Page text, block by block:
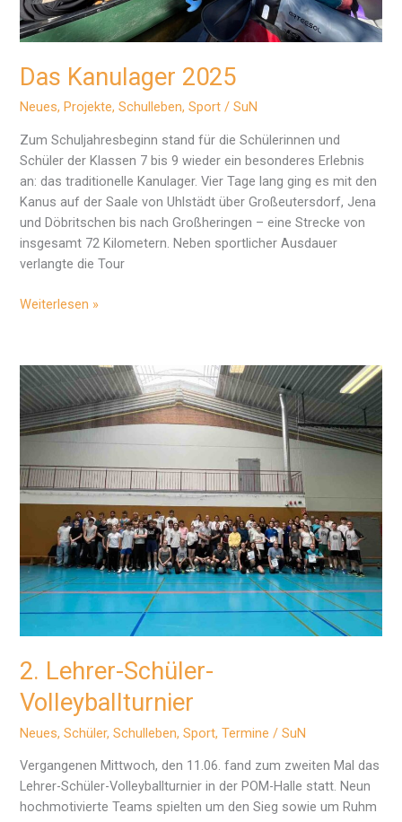
Das Kanulager 2025
Neues,Projekte,Schulleben,Sport /SuN
Zum Schuljahresbeginn stand für die Schülerinnen und
Schüler der Klassen 7 bis 9 wieder ein besonderes Erlebnis
an: das traditionelle Kanulager. Vier Tage lang ging es mit den
Kanus auf der Saale von Uhlstädt über Großeutersdorf, Jena
und Döbritschen bis nach Großheringen – eine Strecke von
insgesamt 72 Kilometern. Neben sportlicher Ausdauer
verlangte die Tour
Das
Weiterlesen »
2. Lehrer-Schüler-
Volleyballturnier
Neues,Schüler,Schulleben,Sport,Termine /SuN
Vergangenen Mittwoch, den 11.06. fand zum zweiten Mal das
Lehrer-Schüler-Volleyballturnier in der POM-Halle statt. Neun
hochmotivierte Teams spielten um den Sieg sowie um Ruhm